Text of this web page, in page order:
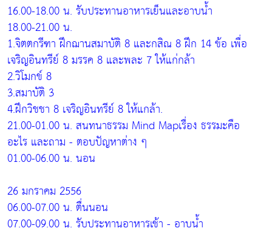
16.00-18.00 น. รับประทานอาหารเย็นและอาบน้ำ
18.00-21.00 น.
1.จิตตกรีฑา ฝึกฌานสมาบัติ 8 และกสิณ 8 ฝึก 14 ข้อ เพื่อ
เจริญอินทรีย์ 8 มรรค 8 และพละ 7 ให้แก่กล้า
2.วิโมกข์ 8
3.สมาบัติ 3
4.ฝึกวิชชา 8 เจริญอินทรีย์ 8 ให้แกล้า.
21.00-01.00 น. สนทนาธรรม Mind Mapเรื่อง ธรรมะคือ
อะไร และถาม - ตอบปัญหาต่าง ๆ
01.00-06.00 น. นอน
26 มกราคม 2556
06.00-07.00 น. ตื่นนอน
07.00-09.00 น. รับประทานอาหารเช้า - อาบน้ำ